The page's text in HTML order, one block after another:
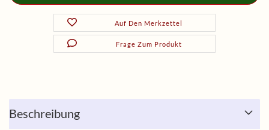
Auf Den Merkzettel
Frage Zum Produkt
Beschreibung